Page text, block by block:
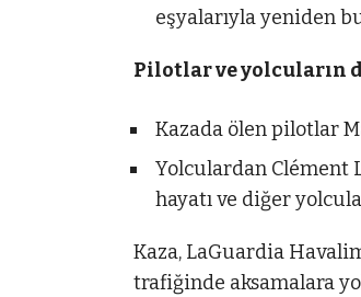
eşyalarıyla yeniden
Pilotlar ve yolcuların
Kazada ölen pilotlar
Yolculardan Clément
hayatı ve diğer
Kaza, LaGuardia
trafiğinde aksamalara